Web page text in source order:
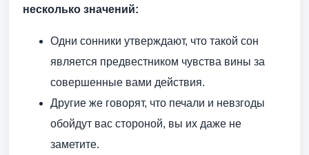
несколько значений:
Одни сонники утверждают, что такой сон
является предвестником чувства вины за
совершенные вами действия.
Другие же говорят, что печали и невзгоды
обойдут вас стороной, вы их даже не
заметите.